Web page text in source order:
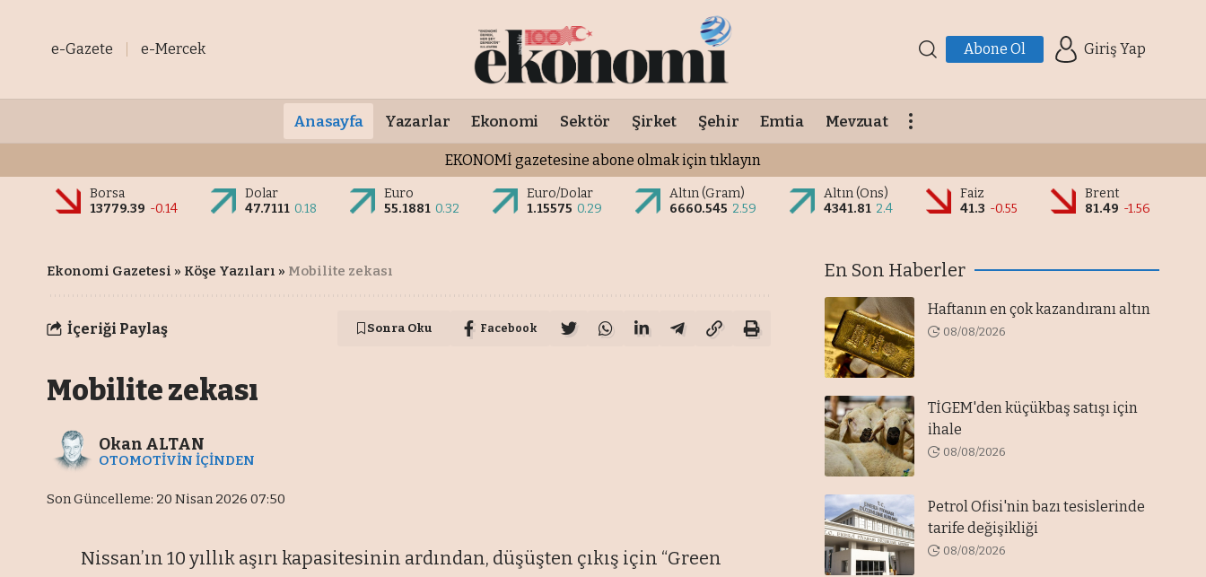
e-Gazete e-Mercek Abone Ol Giriş Yap
Anasayfa Yazarlar Ekonomi Sektör Şirket Şehir Emtia Mevzuat
EKONOMİ gazetesine abone olmak için tıklayın
Borsa
13779.39 -0.14
Dolar
47.7111 0.18
Euro
55.1881 0.32
Euro/Dolar
1.15575 0.29
Altın (Gram)
6660.545 2.59
Altın (Ons)
4341.81 2.4
Faiz
41.3 -0.55
Brent
81.49 -1.56
Ekonomi Gazetesi » Köşe Yazıları » Mobilite zekası
İçeriği Paylaş Sonra Oku Facebook
Mobilite zekası
Son Güncelleme: 20 Nisan 2026 07:50
Okan ALTAN
OTOMOTİVİN İÇİNDEN
Nissan’ın 10 yıllık aşırı kapasitesinin ardından, düşüşten çıkış için “Green
En Son Haberler
Haftanın en çok kazandıranı altın
08/08/2026
TİGEM'den küçükbaş satışı için
ihale
08/08/2026
Petrol Ofisi'nin bazı tesislerinde
tarife değişikliği
08/08/2026